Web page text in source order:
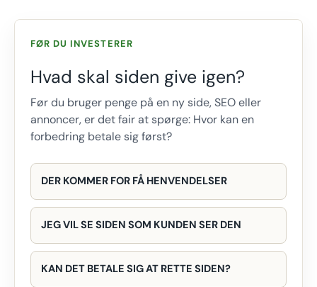
FØR DU INVESTERER
Hvad skal siden give igen?
Før du bruger penge på en ny side, SEO eller
annoncer, er det fair at spørge: Hvor kan en
forbedring betale sig først?
DER KOMMER FOR FÅ HENVENDELSER
JEG VIL SE SIDEN SOM KUNDEN SER DEN
KAN DET BETALE SIG AT RETTE SIDEN?